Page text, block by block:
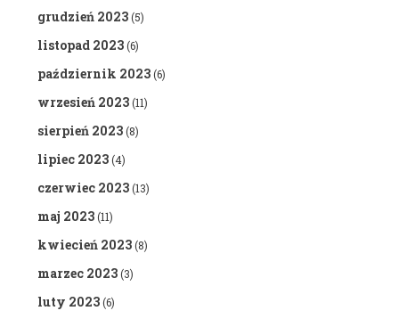
grudzień 2023(5)
listopad 2023(6)
październik 2023(6)
wrzesień 2023(11)
sierpień 2023(8)
lipiec 2023(4)
czerwiec 2023(13)
maj 2023(11)
kwiecień 2023(8)
marzec 2023(3)
luty 2023(6)